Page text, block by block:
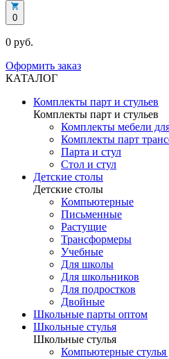
0
0 руб.
Оформить заказ
КАТАЛОГ
Комплекты парт и стульев
Комплекты парт и стульев
Комплекты мебели
Комплекты парт
Парта и стул
Стол и стул
Детские столы
Детские столы
Компьютерные
Письменные
Растущие
Трансформеры
Учебные
Для школы
Для школьников
Для подростков
Двойные
Школьные парты оптом
Школьные стулья
Школьные стулья
Компьютерные